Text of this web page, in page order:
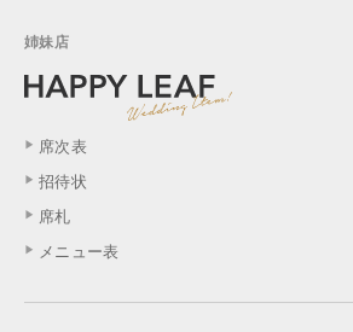
姉妹店
席次表
招待状
席札
メニュー表